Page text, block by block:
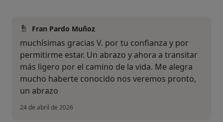
Fran Pardo Muñoz
muchísimas gracias V. por tu confianza y por
permitirme estar. Un abrazo y ahora a transitar
más ligero por el camino de la vida. Me alegra
mucho haberte conocido nos veremos pronto,
un abrazo
24 de abril de 2026